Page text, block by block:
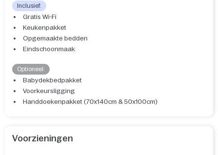
Inclusief:
Gratis Wi-Fi
Keukenpakket
Opgemaakte bedden
Eindschoonmaak
Optioneel:
Babydekbedpakket
Voorkeursligging
Handdoekenpakket (70x140cm & 50x100cm)
Voorzieningen